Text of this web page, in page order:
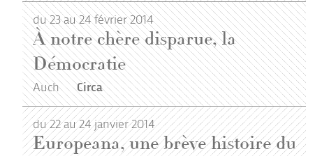
du 23 au 24 février 2014
À notre chère disparue, la
Démocratie
Auch Circa
du 22 au 24 janvier 2014
Europeana, une brève histoire du